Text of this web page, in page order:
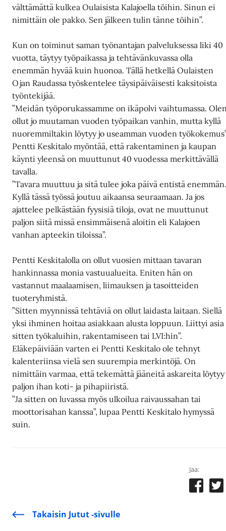
välttämättä kulkea Oulaisista Kalajoella töihin. Sinun ei
nimittäin ole pakko. Sen jälkeen tulin tänne töihin”.
Kun on toiminut saman työnantajan palveluksessa liki 40
vuotta, täytyy työpaikassa ja tehtävänkuvassa olla
enemmän hyvää kuin huonoa. Tällä hetkellä Oulaisten
Ojan Raudassa työskentelee täysipäiväisesti kaksitoista
työntekijää.
”Meidän työporukassamme on ikäpolvi vaihtumassa.
ollut jo muutaman vuoden työpaikan vanhin, mutta kyllä
nuoremmiltakin löytyy jo useamman vuoden
Pentti Keskitalo myöntää, että rakentaminen ja kaupan
käynti yleensä on muuttunut 40 vuodessa merkittävällä
tavalla.
”Tavara muuttuu ja sitä tulee joka päivä entistä
Kyllä tässä työssä joutuu aikaansa seuraamaan. Ja jos
ajattelee pelkästään fyysisiä tiloja, ovat ne muuttunut
paljon siitä missä ensimmäisenä aloitin eli Kalajoen
vanhan apteekin tiloissa”.
Pentti Keskitalolla on ollut vuosien mittaan tavaran
hankinnassa monia vastuualueita. Eniten hän on
vastannut maalaamisen, liimauksen ja tasoitteiden
tuoteryhmistä.
”Sitten myynnissä tehtäviä on ollut laidasta laitaan. Siellä
yksi ihminen hoitaa asiakkaan alusta loppuun. Liittyi asia
sitten työkaluihin, rakentamiseen tai LVI:hin”.
Eläkepäiviään varten ei Pentti Keskitalo ole tehnyt
kalenteriinsa vielä sen suurempia merkintöjä. On
nimittäin varmaa, että tekemättä jääneitä askareita löytyy
paljon ihan koti- ja pihapiiristä.
”Ja sitten on luvassa myös ulkoilua raivaussahan tai
moottorisahan kanssa”, lupaa Pentti Keskitalo hymyssä
suin.
Jaa:
Takaisin Jutut -sivulle